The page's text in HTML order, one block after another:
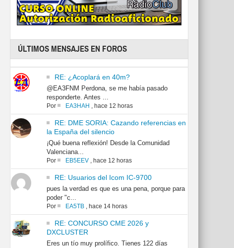
ÚLTIMOS MENSAJES EN FOROS
RE: ¿Acoplará en 40m?
@EA3FNM Perdona, se me había pasado
responderte. Antes ...
Por EA3HAH , hace 12 horas
RE: DME SORIA: Cazando referencias en
la España del silencio
¡Qué buena reflexión! Desde la Comunidad
Valenciana...
Por EB5EEV, hace 12 horas
RE: Usuarios del Icom IC-9700
pues la verdad es que es una pena, porque para
poder "c...
Por EA5TB, hace 14 horas
RE: CONCURSO CME 2026 y
DXCLUSTER
Eres un tío muy prolífico. Tienes 122 días